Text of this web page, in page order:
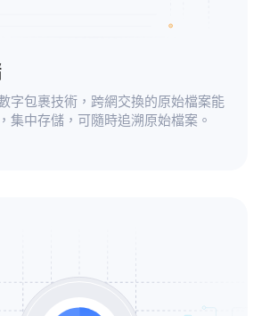
字包裹技術，跨網交換的原始檔案能
集中存儲，可隨時追溯原始檔案。